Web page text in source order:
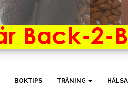
BOKTIPS TRÄNING HÄLSA